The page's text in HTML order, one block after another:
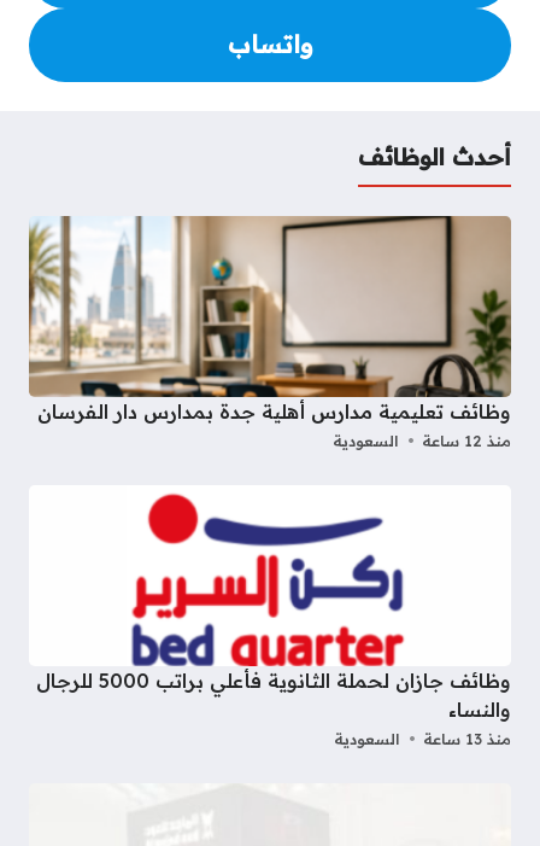
واتساب
أحدث الوظائف
وظائف تعليمية مدارس أهلية جدة بمدارس دار الفرسان
منذ 12 ساعة السعودية
وظائف جازان لحملة الثانوية فأعلي براتب 5000 للرجال
والنساء
منذ 13 ساعة السعودية